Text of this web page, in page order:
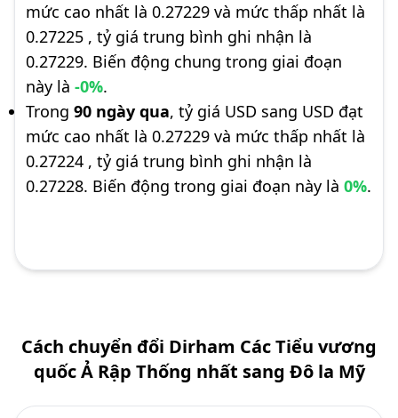
mức cao nhất là 0.27229 và mức thấp nhất là
0.27225 , tỷ giá trung bình ghi nhận là
0.27229. Biến động chung trong giai đoạn
này là -0%.
Trong 90 ngày qua, tỷ giá USD sang USD đạt
mức cao nhất là 0.27229 và mức thấp nhất là
0.27224 , tỷ giá trung bình ghi nhận là
0.27228. Biến động trong giai đoạn này là 0%.
Cách chuyển đổi Dirham Các Tiểu vương
quốc Ả Rập Thống nhất sang Đô la Mỹ